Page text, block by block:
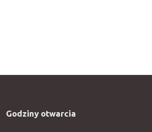
Godziny otwarcia